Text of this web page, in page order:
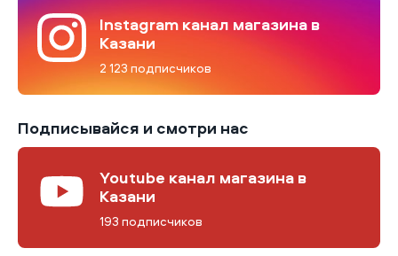
Instagram канал магазина в
Казани
2 123 подписчиков
Подписывайся и смотри нас
Youtube канал магазина в
Казани
193 подписчиков